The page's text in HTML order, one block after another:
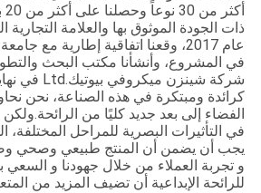
ذات الجودة الموثوق بها والعلامة
عام 2017، وقعنا اتفاقية إطارية مع
في المشروع، وأنشأنا مكتب البحث
شركة شينزن ميكروفي بيوتيك.Ltd في نهاية العام.
كرائدة ومبتكرة في هذه الصناعة، نحن
الفضاء إلى بعد جديد كليًا من الرائحة.ولكن
في التأثيرات البصرية للمراحل المختلفة،
يجب أن يضمن أن المنتج طبيعي وصحي
و تجربة العملاء من خلال جهودنا و السعي
للرائحة الإبداعية أن تضيف المزيد من